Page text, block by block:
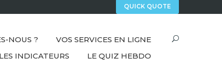
QUICK QUOTE
NOUS ?
VOS SERVICES EN LIGNE
INDICATEURS
LE QUIZ HEBDO